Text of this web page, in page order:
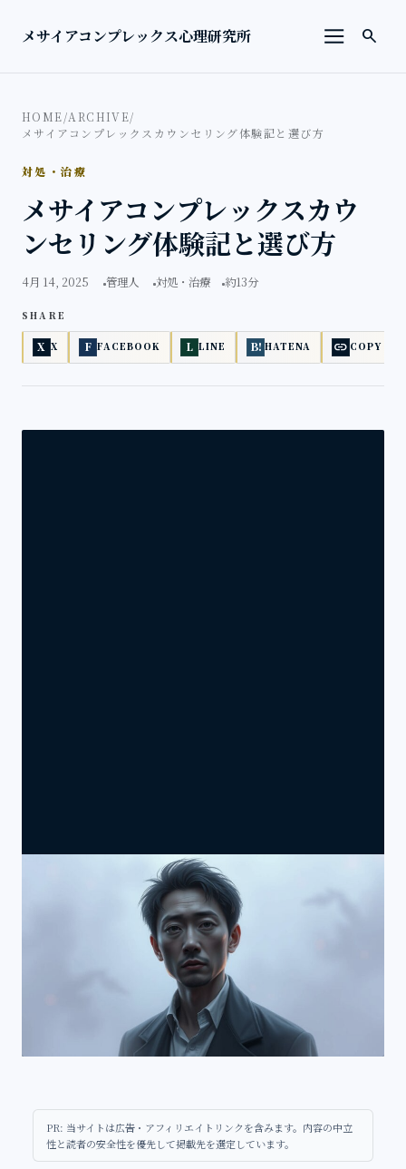
メサイアコンプレックス心理研究所
メニュー
検索を
search
HOME/ARCHIVE/
メサイアコンプレックスカウンセリング体験記と選び方
対処・治療
メサイアコンプレックスカウ
ンセリング体験記と選び方
4月 14, 2025 管理人 対処・治療 約13分
SHARE
X X F FACEBOOK L LINE B! HATENA link COPY
PR: 当サイトは広告・アフィリエイトリンクを含みます。内容の中立
性と読者の安全性を優先して掲載先を選定しています。